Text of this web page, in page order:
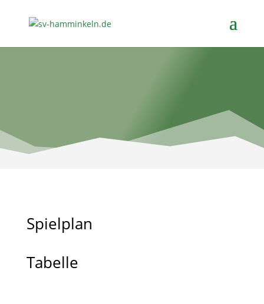
Spielplan
Tabelle